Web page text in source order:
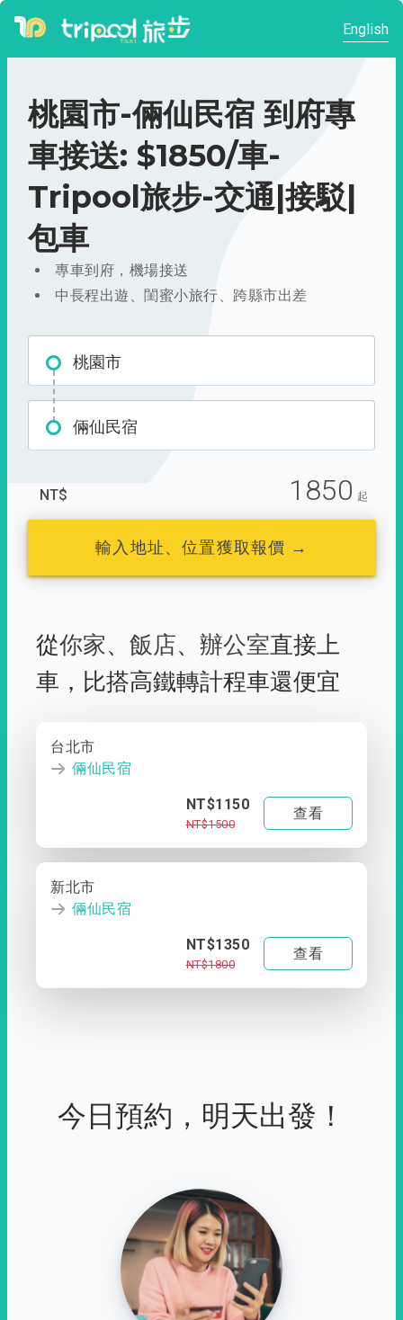
English
桃園市-倆仙民宿 到府專
車接送: $1850/車-
Tripool旅步-交通|接駁|
包車
專車到府，機場接送
中長程出遊、閨蜜小旅行、跨縣市出差
桃園市
倆仙民宿
NT$ 1850 起
輸入地址、位置獲取報價 →
從你家、 飯店、 辦公室直接上
車， 比搭高鐵轉計程車還便宜
台北市
倆仙民宿
NT$1150
NT$1500
查看
新北市
倆仙民宿
NT$1350
NT$1800
查看
今日預約，明天出發！